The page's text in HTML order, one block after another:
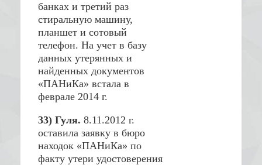
банках и третий раз
стиральную машину,
планшет и сотовый
телефон. На учет в базу
данных утерянных и
найденных документов
«ПАНиКа» встала в
феврале 2014 г.
33) Гуля. 8.11.2012 г.
оставила заявку в бюро
находок «ПАНиКа» по
факту утери удостоверения